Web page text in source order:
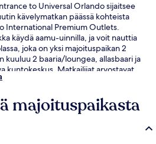
to Universal Orlando sijaitsee
kävelymatkan päässä kohteista
International Premium Outlets.
käydä aamu-uinnilla, ja voit nauttia
joka on yksi majoituspaikan 2
kuuluu 2 baaria/loungea, allasbaari ja
kuntokeskus. Matkailijat arvostavat
ja avuliasta henkilökuntaa.
majoituspaikasta